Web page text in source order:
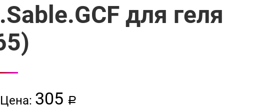
для геля
Цена: 305 a